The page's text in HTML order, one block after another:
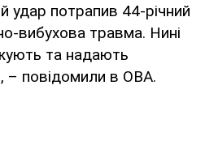
удар потрапив 44-річний
вибухова травма. Нині
та надають
– повідомили в ОВА.